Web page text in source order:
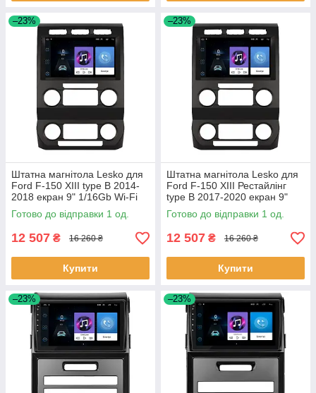
–23%
Штатна магнітола Lesko для
Ford F-150 XIII type B 2014-
2018 екран 9" 1/16Gb Wi-Fi
GPS Base 1 шт.
Готово до відправки 1 од.
12 507 ₴ 16 260 ₴
Купити
–23%
Штатна магнітола Lesko для
Ford F-150 XIII Рестайлінг
type B 2017-2020 екран 9"
1/16Gb Wi-Fi GPS Base 1 шт.
Готово до відправки 1 од.
12 507 ₴ 16 260 ₴
Купити
–23% –23%